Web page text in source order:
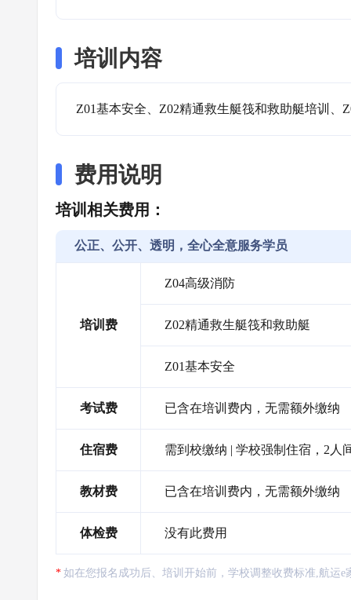
培训内容
Z01基本安全、Z02精通救生艇筏和救助艇培训、
费用说明
培训相关费用：
公正、公开、透明，全心全意服务学员
培训费
Z04高级消防
Z02精通救生艇筏和救助艇
Z01基本安全
考试费 已含在培训费内，无需额外缴纳
住宿费 需到校缴纳 | 学校强制住宿，2人
教材费 已含在培训费内，无需额外缴纳
体检费 没有此费用
如在您报名成功后、培训开始前，学校调整收费标准,航运